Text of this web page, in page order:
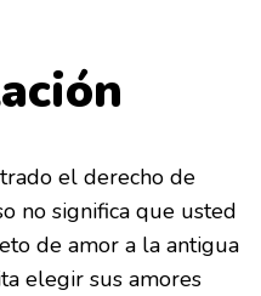
el derecho de
no significa que usted
de amor a la antigua
elegir sus amores